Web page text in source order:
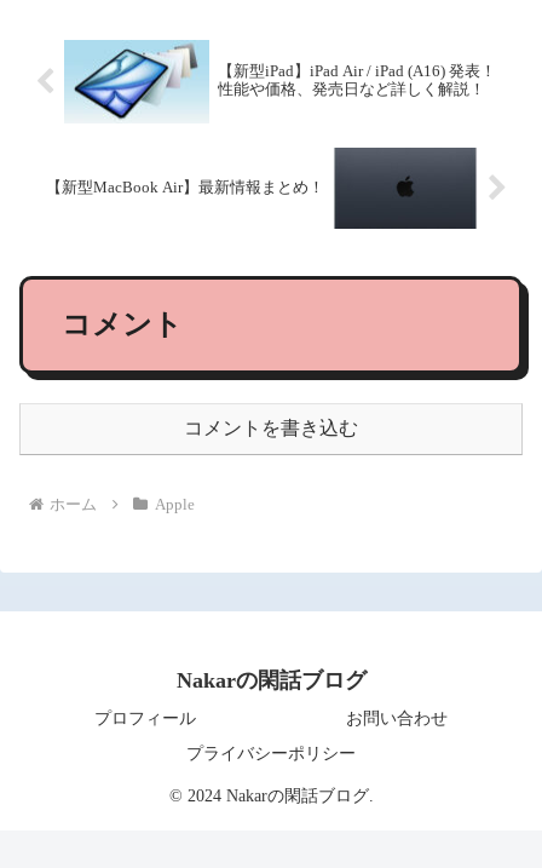
【新型iPad】iPad Air / iPad (A16) 発表！
性能や価格、発売日など詳しく解説！
【新型MacBook Air】最新情報まとめ！
コメント
コメントを書き込む
ホーム Apple
Nakarの閑話ブログ
プロフィール
お問い合わせ
プライバシーポリシー
© 2024 Nakarの閑話ブログ.